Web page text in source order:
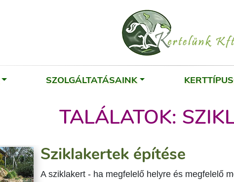
SZOLGÁLTATÁSAINK
TALÁLATOK:
Sziklakertek építése
A sziklakert - ha megfelelő helyre és megfelelő